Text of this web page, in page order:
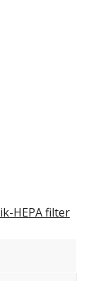
HEPA filter